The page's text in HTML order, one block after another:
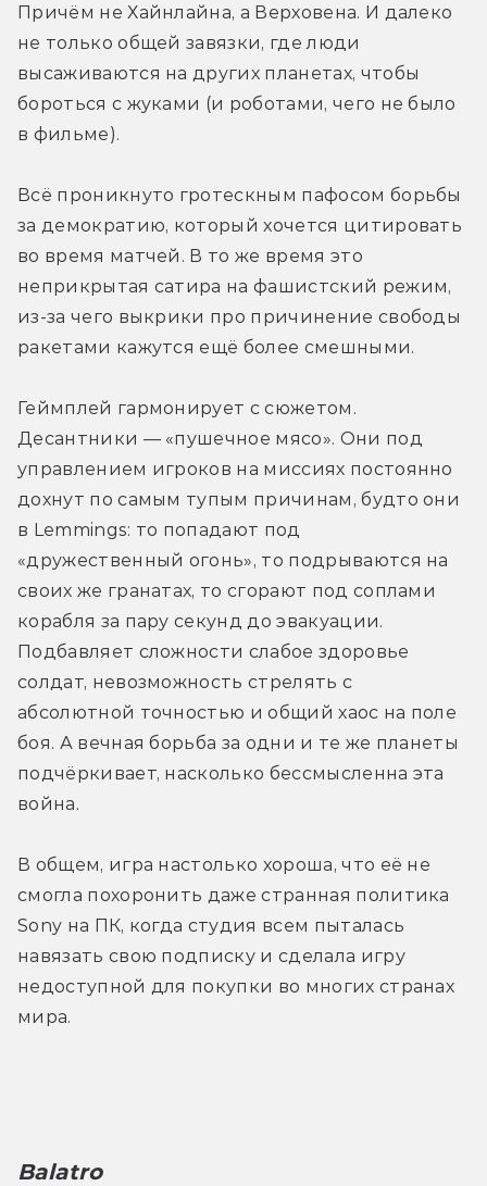
Причём не Хайнлайна, а Верховена. И далеко
не только общей завязки, где люди
высаживаются на других планетах, чтобы
бороться с жуками (и роботами, чего не было
в фильме).
Всё проникнуто гротескным пафосом борьбы
за демократию, который хочется цитировать
во время матчей. В то же время это
неприкрытая сатира на фашистский режим,
из-за чего выкрики про причинение свободы
ракетами кажутся ещё более смешными.
Геймплей гармонирует с сюжетом.
Десантники — «пушечное мясо». Они под
управлением игроков на миссиях постоянно
дохнут по самым тупым причинам, будто они
в Lemmings: то попадают под
«дружественный огонь», то подрываются на
своих же гранатах, то сгорают под соплами
корабля за пару секунд до эвакуации.
Подбавляет сложности слабое здоровье
солдат, невозможность стрелять с
абсолютной точностью и общий хаос на поле
боя. А вечная борьба за одни и те же планеты
подчёркивает, насколько бессмысленна эта
война.
В общем, игра настолько хороша, что её не
смогла похоронить даже странная политика
Sony на ПК, когда студия всем пыталась
навязать свою подписку и сделала игру
недоступной для покупки во многих странах
мира.
Balatro